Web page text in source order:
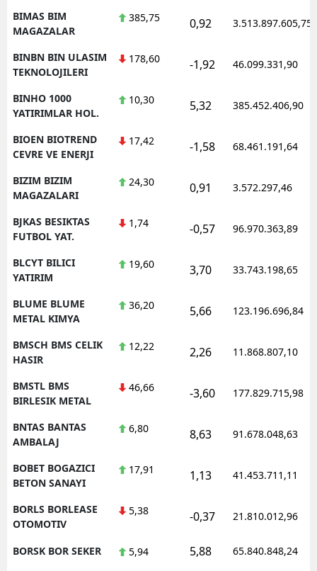
BIMAS BIM
MAGAZALAR
385,75 0,92 3.513.897.605,75
BINBN BIN ULASIM
TEKNOLOJILERI
178,60 -1,92 46.099.331,90
BINHO 1000
YATIRIMLAR HOL.
10,30 5,32 385.452.406,90
BIOEN BIOTREND
CEVRE VE ENERJI
17,42 -1,58 68.461.191,64
BIZIM BIZIM
MAGAZALARI
24,30 0,91 3.572.297,46
BJKAS BESIKTAS
FUTBOL YAT.
1,74 -0,57 96.970.363,89
BLCYT BILICI
YATIRIM
19,60 3,70 33.743.198,65
BLUME BLUME
METAL KIMYA
36,20 5,66 123.196.696,84
BMSCH BMS CELIK
HASIR
12,22 2,26 11.868.807,10
BMSTL BMS
BIRLESIK METAL
46,66 -3,60 177.829.715,98
BNTAS BANTAS
AMBALAJ
6,80 8,63 91.678.048,63
BOBET BOGAZICI
BETON SANAYI
17,91 1,13 41.453.711,11
BORLS BORLEASE
OTOMOTIV
5,38 -0,37 21.810.012,96
BORSK BOR SEKER 5,94 5,88 65.840.848,24